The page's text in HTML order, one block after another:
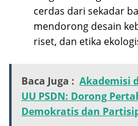
cerdas dari sekadar
mendorong desain
riset, dan etika
Baca Juga : Akademisi
UU PSDN: Dorong
Demokratis dan